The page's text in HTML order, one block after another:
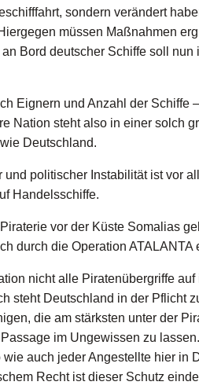
sondern verändert
müssen Maßnahmen
Bord deutscher Schiffe soll
Eignern und Anzahl der Schiffe
Nation steht also in einer solch
Deutschland.
politischer Instabilität ist vor
Handelsschiffe.
vor der Küste Somalias
durch die Operation ATALANTA
nicht alle Piratenübergriffe
steht Deutschland in der Pflicht
die am stärksten unter der
im Ungewissen zu
auch jeder Angestellte hier in
Recht ist dieser Schutz